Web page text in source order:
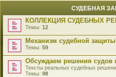
СУДЕБНАЯ
КОЛЛЕКЦИЯ СУДЕБНЫХ
Темы: 12
Механизм судебной защиты
Темы: 59
Обсуждаем решения судов
Тексты реальных судебных
Темы: 98